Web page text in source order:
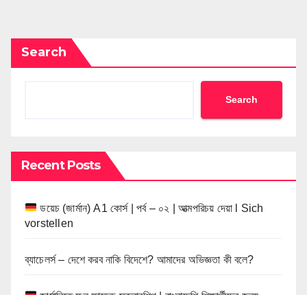
Search
Search
Recent Posts
ডয়েচ (জার্মান) A1 কোর্স | পর্ব – ০২ | আত্মপরিচয় দেয়া l Sich
vorstellen
ব্যাচেলর্স – দেশে করব নাকি বিদেশে? আমাদের অভিজ্ঞতা কী বলে?